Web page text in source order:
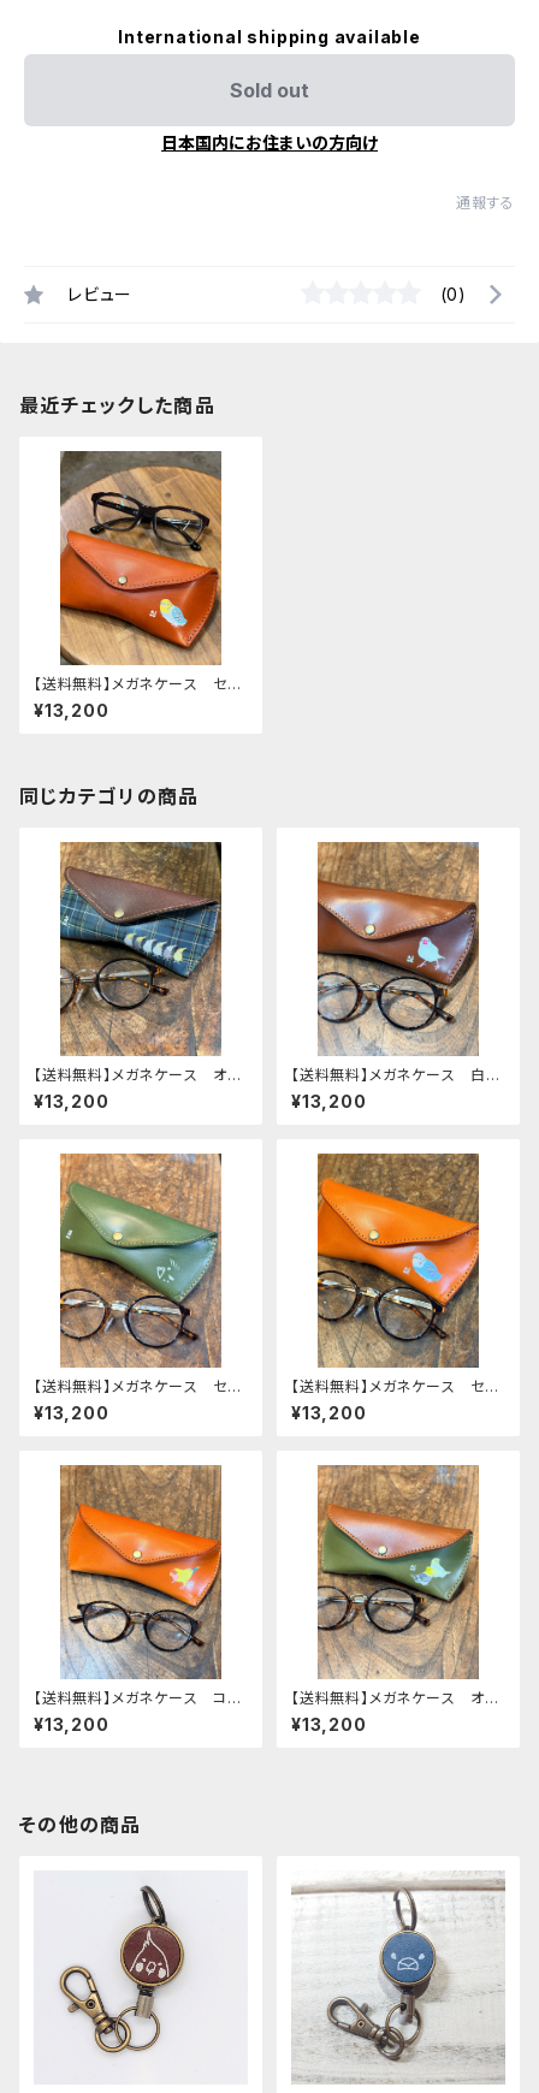
International shipping available
Sold out
日本国内にお住まいの方向け
通報する
レビュー (0)
最近チェックした商品
【送料無料】メガネケース セキ
セイインコ レインボー Red
Brown レッドブラウン せき
¥13,200
同じカテゴリの商品
【送料無料】メガネケース オカ
メインコ ぽわん シリーズ
ネイビー タータンチェック 栃
¥13,200
【送料無料】メガネケース 白文
鳥 Brown ブラウン 文鳥
ぶんちょう 栃木レザー
¥13,200
【送料無料】メガネケース セキ
セイインコ モノトーン Gree
n グリーン せきせいいん
¥13,200
【送料無料】メガネケース セキ
セイインコ ノーマルブルー
レッドブラウン せきせいいん
¥13,200
【送料無料】メガネケース コザ
クラインコ イエロー redbr
own レッドブラウン こざくらい
¥13,200
【送料無料】メガネケース オカ
メインコ 2羽 Green Brown
グリーン ブラウン おかめ
¥13,200
その他の商品